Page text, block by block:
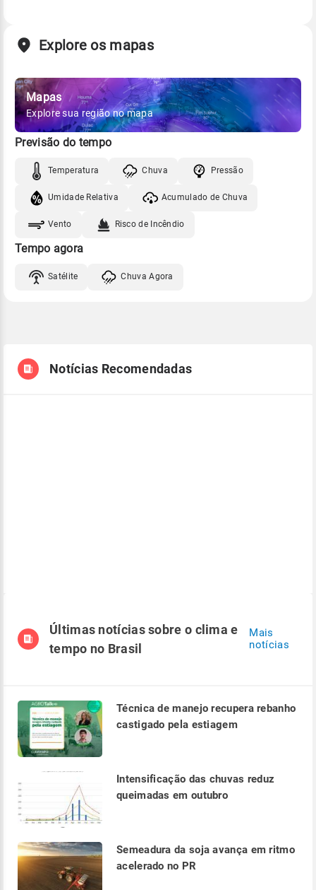
Explore os mapas
Mapas
Explore sua região no mapa
Previsão do tempo
Temperatura Chuva Pressão
Umidade Relativa Acumulado de Chuva
Vento Risco de Incêndio
Tempo agora
Satélite Chuva Agora
Notícias Recomendadas
Últimas notícias sobre o clima e
tempo no Brasil
Mais
notícias
Técnica de manejo recupera rebanho
castigado pela estiagem
Intensificação das chuvas reduz
queimadas em outubro
Semeadura da soja avança em ritmo
acelerado no PR